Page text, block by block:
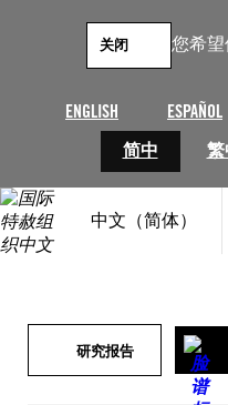
您希
ENGLISH ESPAÑOL
简中
繁
关闭
中文（简体）
研究报告